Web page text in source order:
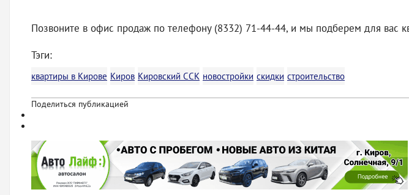
Позвоните в офис продаж по телефону (8332) 71-44-44, и мы подберем для вас
Тэги:
квартиры в Кирове Киров Кировский ССК новостройки скидки строительство
Поделиться публикацией